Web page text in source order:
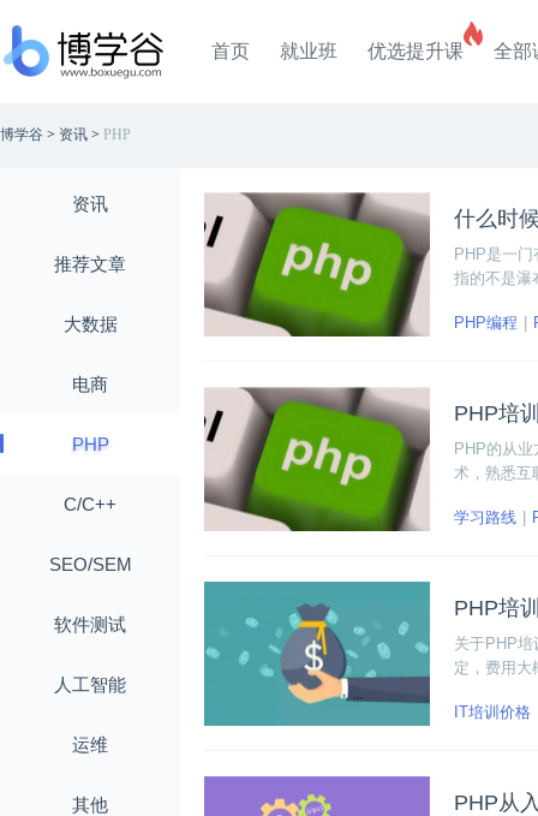
首页 就业班 优选提升课 全部
博学谷 > 资讯 > PHP
资讯
推荐文章
大数据
电商
PHP
C/C++
SEO/SEM
软件测试
人工智能
运维
其他
什么时
PHP是一
指的不是瀑
PHP编程
PHP培
PHP的从
术，熟悉互
统，斗鱼一
学习路线
PHP培
关于PHP
定，费用大
IT培训价格
PHP从